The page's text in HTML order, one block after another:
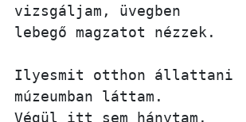
vizsgáljam, üvegben
lebegő magzatot nézzek.
Ilyesmit otthon állattani
múzeumban láttam.
Végül itt sem hánytam.